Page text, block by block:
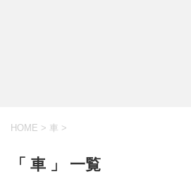
HOME > 車 >
「 車 」 一覧